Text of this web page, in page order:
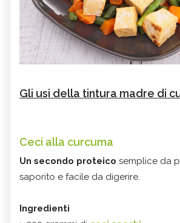
Gli usi della tintura madre di
Ceci alla curcuma
Un secondo proteico semplice da
saporito e facile da digerire.
Ingredienti